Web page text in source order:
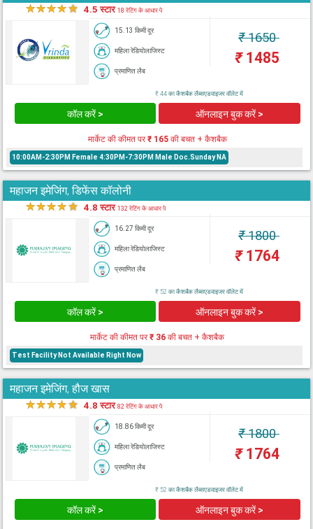
★★★★★ 4.5 स्टार18 रेटिंग के आधार पे
15.13 किमी दूर
महिला रेडियोलाजिस्ट
प्रमाणित लैब
₹1650
₹1485
₹ 44 का कैशबैक लैब्सएडवाइजर वॉलेट में
कॉल करें > ऑनलाइन बुक करें >
मार्केट की कीमत पर₹ 165की बचत + कैशबैक
10:00AM-2:30PM Female 4:30PM-7:30PM Male Doc.Sunday NA
महाजन इमेजिंग, डिफेंस कॉलोनी
★★★★★ 4.8 स्टार132 रेटिंग के आधार पे
16.27 किमी दूर
महिला रेडियोलाजिस्ट
प्रमाणित लैब
₹1800
₹1764
₹ 52 का कैशबैक लैब्सएडवाइजर वॉलेट में
कॉल करें > ऑनलाइन बुक करें >
मार्केट की कीमत पर₹ 36 की बचत + कैशबैक
Test Facility Not Available Right Now
महाजन इमेजिंग, हौज खास
★★★★★ 4.8 स्टार82 रेटिंग के आधार पे
18.86 किमी दूर
महिला रेडियोलाजिस्ट
प्रमाणित लैब
₹1800
₹1764
₹ 52 का कैशबैक लैब्सएडवाइजर वॉलेट में
कॉल करें > ऑनलाइन बुक करें >